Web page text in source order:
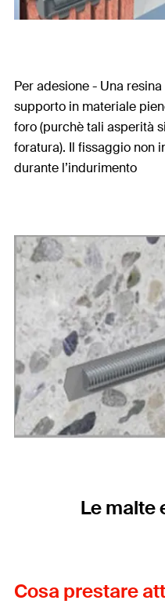
Per adesione - Una
supporto in materiale
foro (purchè tali asperità
foratura). Il fissaggio non
durante l’indurimento
Le malte
Cosa prestare